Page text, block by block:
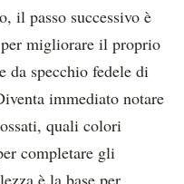
il passo successivo è
migliorare il proprio
da specchio fedele di
immediato notare
quali colori
completare gli
è la base per